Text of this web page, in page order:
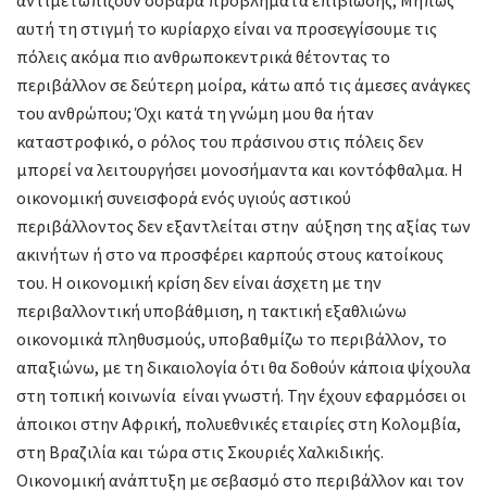
αυτή τη στιγμή το κυρίαρχο είναι να προσεγγίσουμε τις
πόλεις ακόμα πιο ανθρωποκεντρικά θέτοντας το
περιβάλλον σε δεύτερη μοίρα, κάτω από τις άμεσες ανάγκες
του ανθρώπου; Όχι κατά τη γνώμη μου θα ήταν
καταστροφικό, ο ρόλος του πράσινου στις πόλεις δεν
μπορεί να λειτουργήσει μονοσήμαντα και κοντόφθαλμα. Η
οικονομική συνεισφορά ενός υγιούς αστικού
περιβάλλοντος δεν εξαντλείται στην αύξηση της αξίας των
ακινήτων ή στο να προσφέρει καρπούς στους κατοίκους
του. Η οικονομική κρίση δεν είναι άσχετη με την
περιβαλλοντική υποβάθμιση, η τακτική εξαθλιώνω
οικονομικά πληθυσμούς, υποβαθμίζω το περιβάλλον, το
απαξιώνω, με τη δικαιολογία ότι θα δοθούν κάποια ψίχουλα
στη τοπική κοινωνία είναι γνωστή. Την έχουν εφαρμόσει οι
άποικοι στην Αφρική, πολυεθνικές εταιρίες στη Κολομβία,
στη Βραζιλία και τώρα στις Σκουριές Χαλκιδικής.
Οικονομική ανάπτυξη με σεβασμό στο περιβάλλον και τον